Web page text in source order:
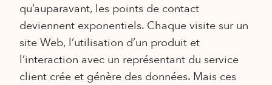
qu’auparavant, les points de contact
deviennent exponentiels. Chaque visite sur un
site Web, l’utilisation d’un produit et
l’interaction avec un représentant du service
client crée et génère des données. Mais ces